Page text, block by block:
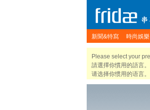
新聞&特寫 時尚娛樂
Please select your
請選擇你慣用的語言。
请选择你惯用的语言。